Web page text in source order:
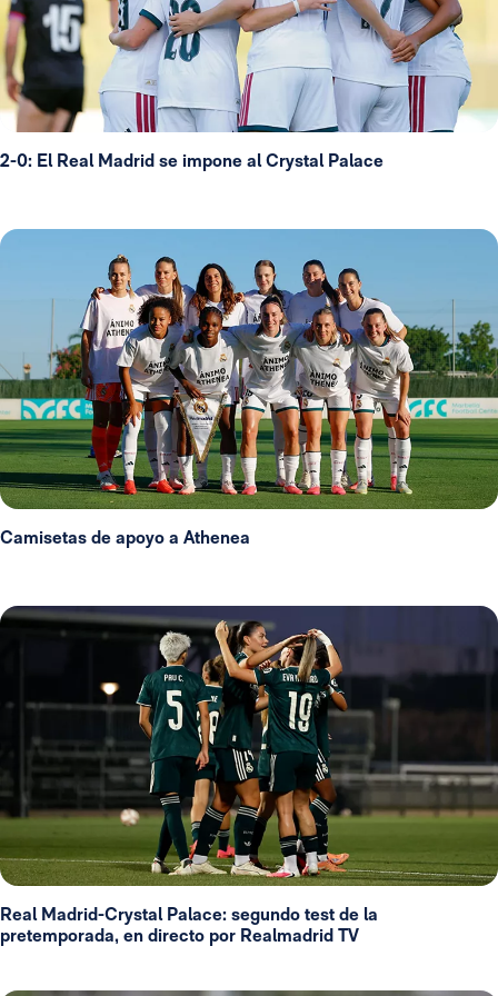
2-0: El Real Madrid se impone al Crystal Palace
Camisetas de apoyo a Athenea
Real Madrid-Crystal Palace: segundo test de la
pretemporada, en directo por Realmadrid TV